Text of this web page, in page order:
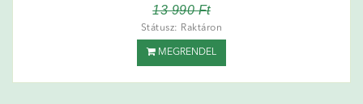
13 990 Ft
Státusz: Raktáron
MEGRENDEL